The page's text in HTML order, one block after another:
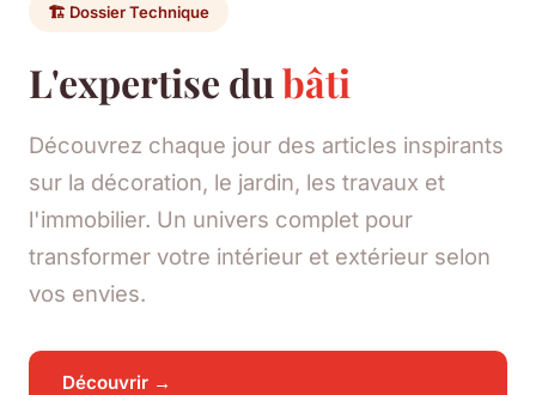
🏗️ Dossier Technique
L'expertise dubâti
Découvrez chaque jour des articles inspirants
sur la décoration, le jardin, les travaux et
l'immobilier. Un univers complet pour
transformer votre intérieur et extérieur selon
vos envies.
Découvrir →